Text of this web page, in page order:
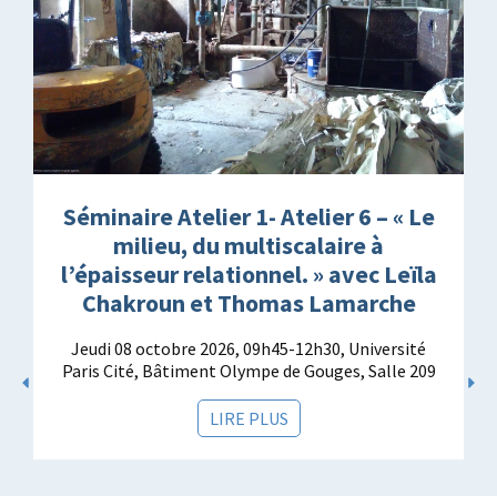
Séminaire Atelier 1- Atelier 6 – « Le
milieu, du multiscalaire à
l’épaisseur relationnel. » avec Leïla
Chakroun et Thomas Lamarche
Jeudi 08 octobre 2026, 09h45-12h30, Université
Paris Cité, Bâtiment Olympe de Gouges, Salle 209
LIRE PLUS